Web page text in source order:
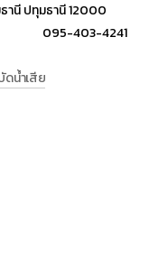
านี ปทุมธานี 12000
095-403-4241
น้ำเสีย